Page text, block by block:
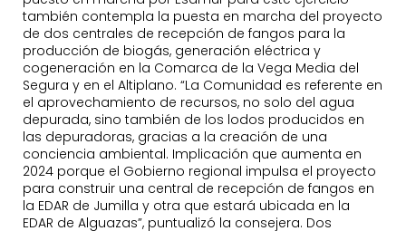
también contempla la puesta en marcha del proyecto
de dos centrales de recepción de fangos para la
producción de biogás, generación eléctrica y
cogeneración en la Comarca de la Vega Media del
Segura y en el Altiplano. “La Comunidad es referente en
el aprovechamiento de recursos, no solo del agua
depurada, sino también de los lodos producidos en
las depuradoras, gracias a la creación de una
conciencia ambiental. Implicación que aumenta en
2024 porque el Gobierno regional impulsa el proyecto
para construir una central de recepción de fangos en
la EDAR de Jumilla y otra que estará ubicada en la
EDAR de Alguazas”, puntualizó la consejera. Dos